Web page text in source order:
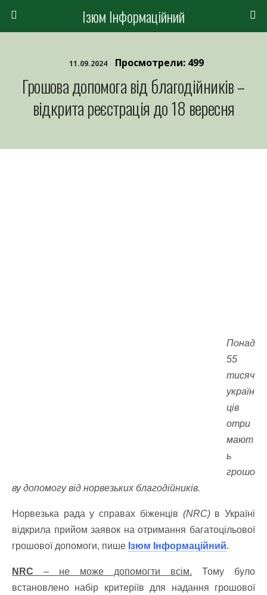
Ізюм Інформаційний
11.09.2024 Просмотрели: 499
Грошова допомога від благодійників –
відкрита реєстрація до 18 вересня
Понад
55
тисяч
україн
ців
отри
мают
ь
грошо
ву допомогу від норвезьких благодійників.
Норвезька рада у справах біженців (NRC)в Україні
відкрила прийом заявок на отримання багатоцільової
грошової допомоги, пише Ізюм Інформаційний.
NRC – не може допомогти всім. Тому було
встановлено набір критеріїв для надання грошової